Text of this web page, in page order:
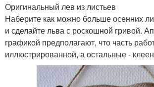
Оригинальный лев из листьев
Наберите как можно больше осенних
и сделайте льва с роскошной гривой.
графикой предполагают, что часть
иллюстрированной, а остальные -